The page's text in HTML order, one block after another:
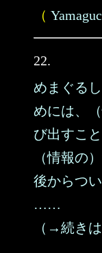
（
22.
めまぐる
めには、
び出すこと
（情報の
後からつ
……
（→続き